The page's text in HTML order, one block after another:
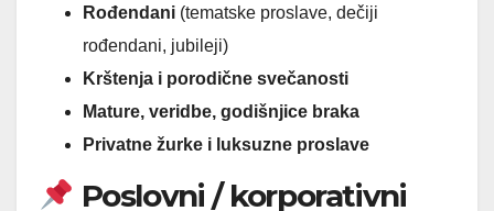
Rođendani (tematske proslave, dečiji
rođendani, jubileji)
Krštenja i porodične svečanosti
Mature, veridbe, godišnjice braka
Privatne žurke i luksuzne proslave
Poslovni / korporativni